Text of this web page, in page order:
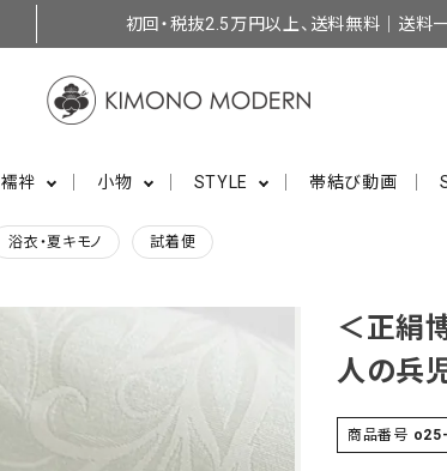
初回・税抜2.5万円以上、送料無料｜送料
襦袢 小物 STYLE 帯結び動画
浴衣・夏キモノ 試着便
＜正絹
人の兵
商品番号